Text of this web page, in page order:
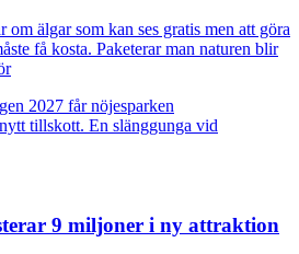
älgar som kan ses gratis men att göra
få kosta. Paketerar man naturen blir
9 miljoner i ny attraktion